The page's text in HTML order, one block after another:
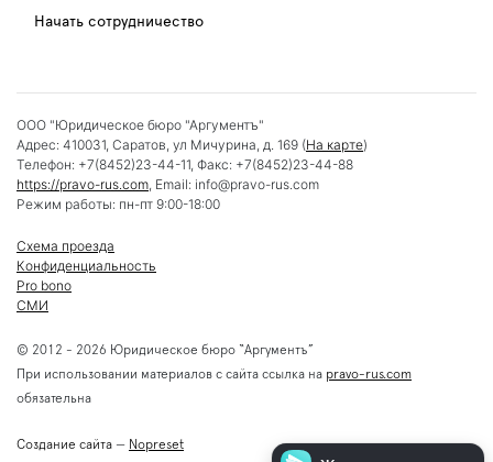
Начать сотрудничество
© 2012 - 2026 Юридическое бюро “Аргументъ”
При использовании материалов с сайта ссылка на pravo-rus.com
обязательна
Создание сайта — Nopreset
ООО "Юридическое бюро "Аргументъ"
Адрес: 410031, Саратов, ул Мичурина, д. 169 (На карте)
Телефон: +7(8452)23-44-11, Факс: +7(8452)23-44-88
https://pravo-rus.com, Email: info@pravo-rus.com
Режим работы: пн-пт 9:00-18:00
Схема проезда
Конфиденциальность
Pro bono
СМИ